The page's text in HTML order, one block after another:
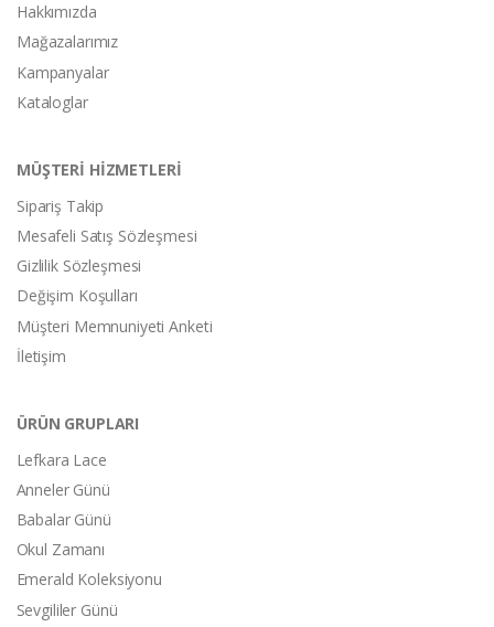
Hakkımızda
Mağazalarımız
Kampanyalar
Kataloglar
MÜŞTERİ HİZMETLERİ
Sipariş Takip
Mesafeli Satış Sözleşmesi
Gizlilik Sözleşmesi
Değişim Koşulları
Müşteri Memnuniyeti Anketi
İletişim
ÜRÜN GRUPLARI
Lefkara Lace
Anneler Günü
Babalar Günü
Okul Zamanı
Emerald Koleksiyonu
Sevgililer Günü